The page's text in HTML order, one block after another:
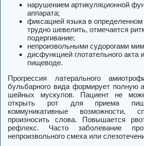
нарушением артикуляционной
аппарата;
фиксацией языка в
трудно шевелить, отмечается
подергивание;
непроизвольными судорогами
дисфункцией глотательного акта
пищеводе.
Прогрессия латерального
бульбарного вида формирует полную
шейных мускулов. Пациент не
открыть рот для приема
коммуникативные возможности,
произносить слова. Повышается
рефлекс. Часто заболевание
непроизвольного смеха или